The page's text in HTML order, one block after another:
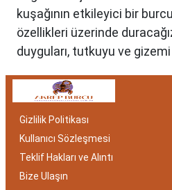
kuşağının etkileyici bir
özellikleri üzerinde
duyguları, tutkuyu ve
bakımından benzersizdir.
belirlemede etkilidir.
Akrep Burcu
Gizemli ve
Gizlilik Politikası
Kullanıcı Sözleşmesi
Teklif Hakları ve Alıntı
Bize Ulaşın